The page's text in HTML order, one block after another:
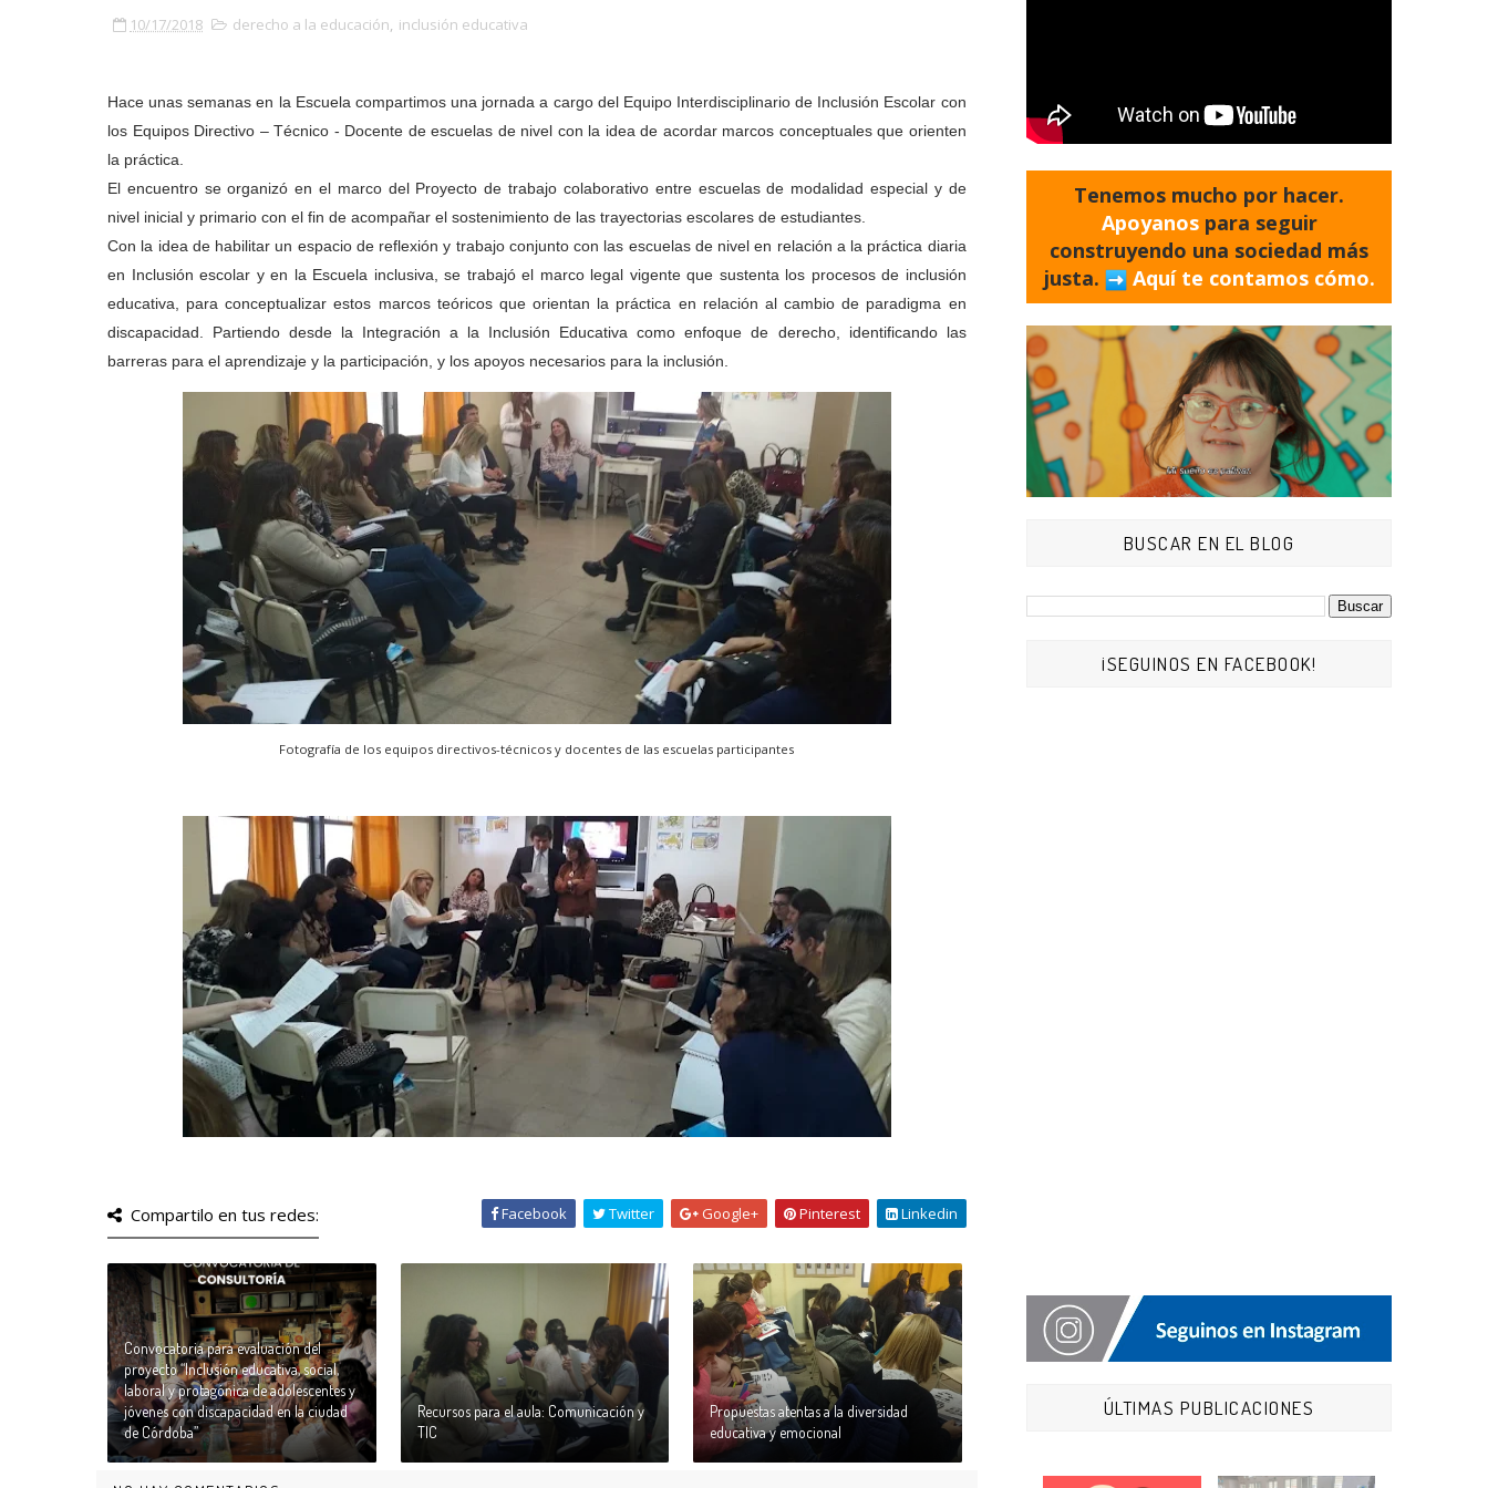
10/17/2018 derecho a la educación, inclusión educativa
Hace unas semanas en la Escuela compartimos una jornada a cargo del Equipo Interdisciplinario de Inclusión Escolar con
los Equipos Directivo – Técnico - Docente de escuelas de nivel con la idea de acordar marcos conceptuales que orienten
la práctica.
El encuentro se organizó en el marco del Proyecto de trabajo colaborativo entre escuelas de modalidad especial y de
nivel inicial y primario con el fin de acompañar el sostenimiento de las trayectorias escolares de estudiantes.
Con la idea de habilitar un espacio de reflexión y trabajo conjunto con las escuelas de nivel en relación a la práctica diaria
en Inclusión escolar y en la Escuela inclusiva, se trabajó el marco legal vigente que sustenta los procesos de inclusión
educativa, para conceptualizar estos marcos teóricos que orientan la práctica en relación al cambio de paradigma en
discapacidad. Partiendo desde la Integración a la Inclusión Educativa como enfoque de derecho, identificando las
barreras para el aprendizaje y la participación, y los apoyos necesarios para la inclusión.
Fotografía de los equipos directivos-técnicos y docentes de las escuelas participantes
Compartilo en tus redes: Facebook Twitter Google+ Pinterest Linkedin
Convocatoria para evaluación del
proyecto “Inclusión educativa, social,
laboral y protagónica de adolescentes y
jóvenes con discapacidad en la ciudad
de Córdoba”
Recursos para el aula: Comunicación y
TIC
Propuestas atentas a la diversidad
educativa y emocional
Tenemos mucho por hacer.
Apoyanos para seguir
construyendo una sociedad más
justa.
Aquí te contamos cómo.
BUSCAR EN EL BLOG
¡SEGUINOS EN FACEBOOK!
ÚLTIMAS PUBLICACIONES